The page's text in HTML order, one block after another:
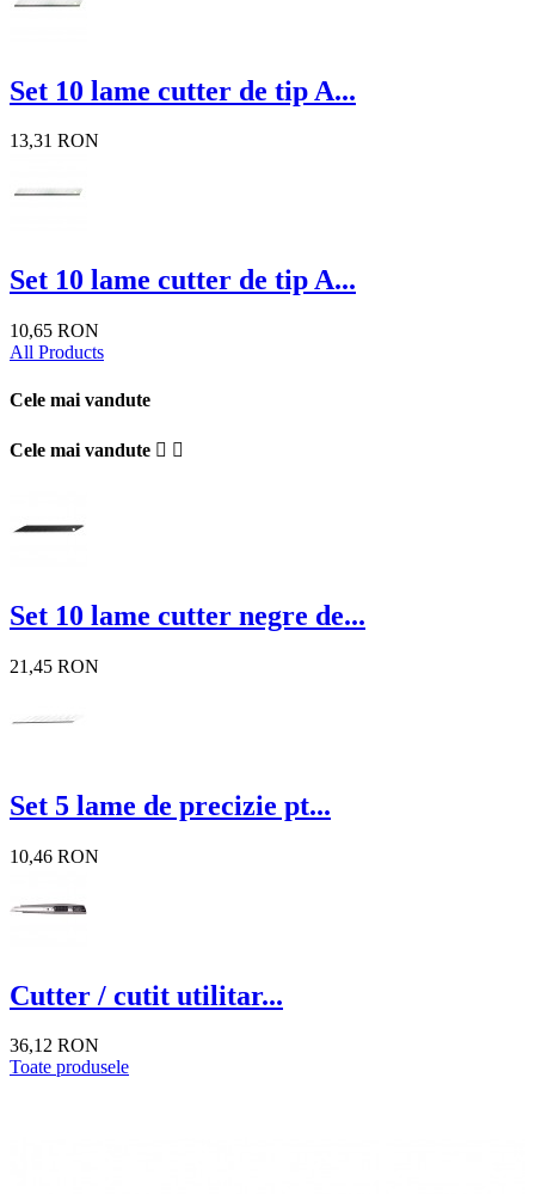
Set 10 lame cutter de tip A...
13,31 RON
Set 10 lame cutter de tip A...
10,65 RON
All Products
Cele mai vandute
Cele mai vandute  
Set 10 lame cutter negre de...
21,45 RON
Set 5 lame de precizie pt...
10,46 RON
Cutter / cutit utilitar...
36,12 RON
Toate produsele